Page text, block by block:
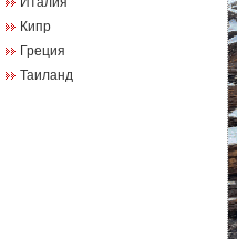
Кипр
Греция
Таиланд